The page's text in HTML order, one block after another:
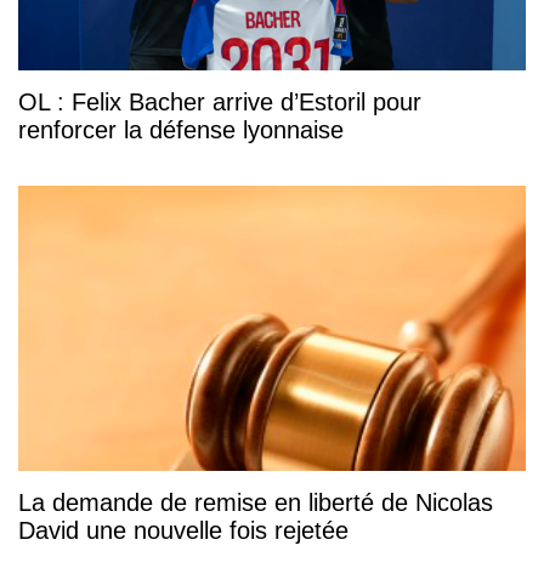
OL : Felix Bacher arrive d’Estoril pour
renforcer la défense lyonnaise
La demande de remise en liberté de Nicolas
David une nouvelle fois rejetée